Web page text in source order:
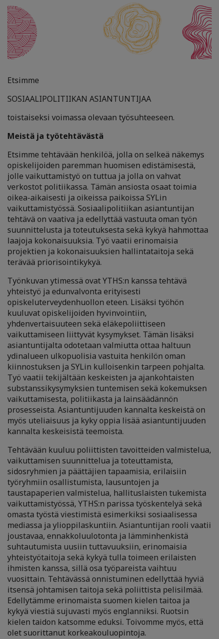
Etsimme
SOSIAALIPOLITIIKAN ASIANTUNTIJAA
toistaiseksi voimassa olevaan työsuhteeseen.
Meistä ja työtehtävästä
Etsimme tehtävään henkilöä, jolla on selkeä näkemys
opiskelijoiden paremman huomisen edistämisestä,
jolle vaikuttamistyö on tuttua ja jolla on vahvat
verkostot politiikassa. Tämän ansiosta osaat toimia
oikea-aikaisesti ja oikeissa paikoissa SYLin
vaikuttamistyössä. Sosiaalipolitiikan asiantuntijan
tehtävä on vaativa ja edellyttää vastuuta oman työn
suunnittelusta ja toteutuksesta sekä kykyä hahmottaa
laajoja kokonaisuuksia. Työ vaatii erinomaisia
projektien ja kokonaisuuksien hallintataitoja sekä
terävää priorisointikykyä.
Työnkuvan ytimessä ovat YTHS:n kanssa tehtävä
yhteistyö ja edunvalvonta erityisesti
opiskeluterveydenhuollon eteen. Lisäksi työhön
kuuluvat opiskelijoiden hyvinvointiin,
yhdenvertaisuuteen sekä eläkepoliittiseen
vaikuttamiseen liittyvät kysymykset. Tämän lisäksi
asiantuntijalta odotetaan valmiutta ottaa haltuun
ydinalueen ulkopuolisia vastuita henkilön oman
kiinnostuksen ja SYLin kulloisenkin tarpeen pohjalta.
Työ vaatii tekijältään keskeisten ja ajankohtaisten
substanssikysymyksien tuntemisen sekä kokemuksen
vaikuttamisesta, politiikasta ja lainsäädännön
prosesseista. Asiantuntijuuden kannalta keskeistä on
myös uteliaisuus ja kyky oppia lisää asiantuntijuuden
kannalta keskeisistä teemoista.
Tehtävään kuuluu poliittisten tavoitteiden valmistelua,
vaikuttamisen suunnittelua ja toteuttamista,
sidosryhmien ja päättäjien tapaamisia, erilaisiin
työryhmiin osallistumista, lausuntojen ja
taustapaperien valmistelua, hallituslaisten tukemista
vaikuttamistyössä, YTHS:n parissa työskentelyä sekä
omasta työstä viestimistä esimerkiksi sosiaalisessa
mediassa ja ylioppilaskuntiin. Asiantuntijan rooli vaatii
joustavaa, ennakkoluulotonta ja lämminhenkistä
suhtautumista uusiin tuttavuuksiin, erinomaisia
yhteistyötaitoja sekä kykyä tulla toimeen erilaisten
ihmisten kanssa, sillä osa työpareista vaihtuu
vuosittain. Tehtävässä onnistuminen edellyttää hyviä
itsensä johtamisen taitoja sekä poliittista pelisilmää.
Edellytämme erinomaista suomen kielen taitoa ja
kykyä viestiä sujuvasti myös englanniksi. Ruotsin
kielen taidon katsomme eduksi. Toivomme myös, että
olet suorittanut korkeakouluopintoja.